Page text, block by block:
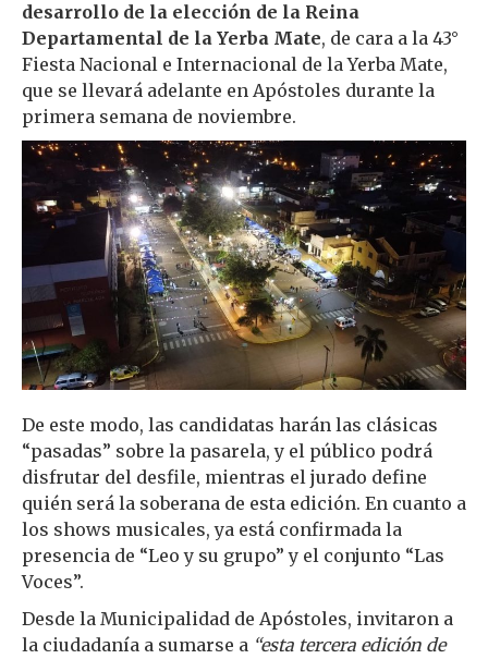
desarrollo de la elección de la Reina
Departamental de la Yerba Mate, de cara a la 43°
Fiesta Nacional e Internacional de la Yerba Mate,
que se llevará adelante en Apóstoles durante la
primera semana de noviembre.
De este modo, las candidatas harán las clásicas
“pasadas” sobre la pasarela, y el público podrá
disfrutar del desfile, mientras el jurado define
quién será la soberana de esta edición. En cuanto a
los shows musicales, ya está confirmada la
presencia de “Leo y su grupo” y el conjunto “Las
Voces”.
Desde la Municipalidad de Apóstoles, invitaron a
la ciudadanía a sumarse a “esta tercera edición de